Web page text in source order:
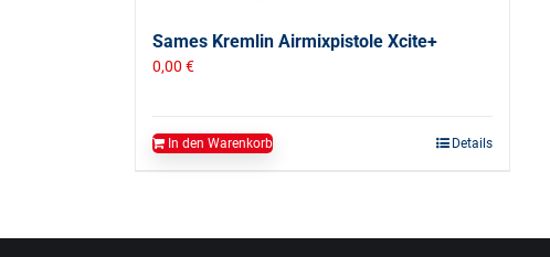
Sames Kremlin Airmixpistole Xcite+
0,00 €
In den Warenkorb Details